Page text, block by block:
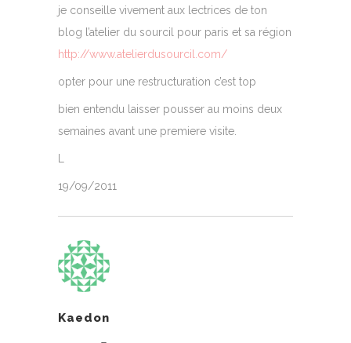
je conseille vivement aux lectrices de ton
blog l’atelier du sourcil pour paris et sa région
http://www.atelierdusourcil.com/
opter pour une restructuration c’est top
bien entendu laisser pousser au moins deux
semaines avant une premiere visite.
19/09/2011
Kaedon